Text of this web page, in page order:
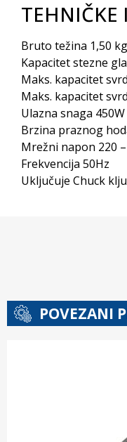
TEHNIČKE
Bruto težina 1,50 kg
Kapacitet stezne
Maks. kapacitet
Maks. kapacitet
Ulazna snaga 450W
Brzina praznog
Mrežni napon 220
Frekvencija 50Hz
Uključuje Chuck
POVEZANI